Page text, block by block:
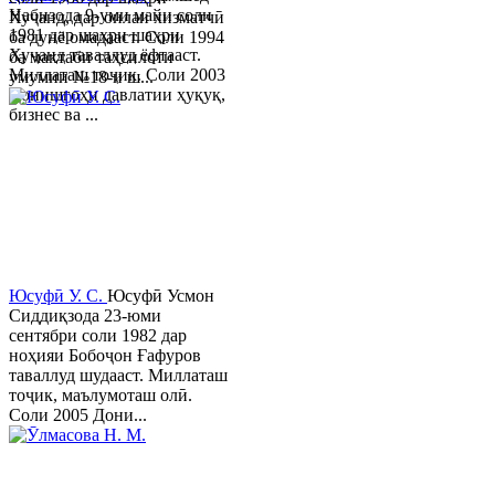
Набизода 9-уми майи соли
1981 дар шаҳри шаҳри
Хуҷанд таваллуд ёфтааст.
Миллаташ тоҷик. Соли 2003
Донишгоҳи давлатии ҳуқуқ,
бизнес ва ...
Хуҷанд, дар оилаи хизматчӣ
ба дунё омадааст. Соли 1994
ба мактаби таҳсилоти
умумии №18-и ш...
Юсуфӣ У. C. Юсуфӣ Усмон
Сиддиқзода 23-юми
сентябри соли 1982 дар
ноҳияи Бобоҷон Ғафуров
таваллуд шудааст. Миллаташ
тоҷик, маълумоташ олӣ.
Соли 2005 Дони...